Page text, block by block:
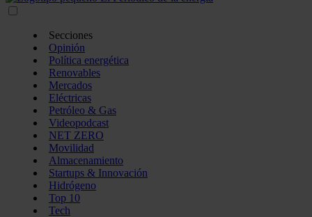
Secciones
Opinión
Política energética
Renovables
Mercados
Eléctricas
Petróleo & Gas
Videopodcast
NET ZERO
Movilidad
Almacenamiento
Startups & Innovación
Hidrógeno
Top 10
Tech